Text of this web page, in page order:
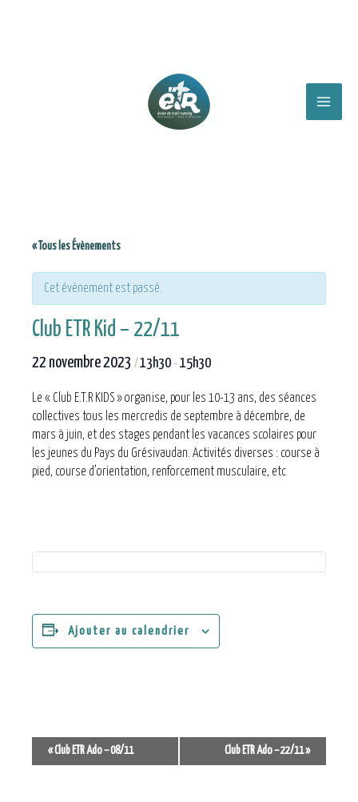
Main
« Tous les Évènements
Cet évènement est passé.
Club ETR Kid – 22/11
22 novembre 2023 / 13h30 –15h30
Le « Club E.T.R KIDS » organise, pour les 10-13 ans, des séances
collectives tous les mercredis de septembre à décembre, de
mars à juin, et des stages pendant les vacances scolaires pour
les jeunes du Pays du Grésivaudan. Activités diverses : course à
pied, course d’orientation, renforcement musculaire, etc
Ajouter au calendrier
Navigation
Évènement
«Club ETR Ado – 08/11 Club ETR Ado – 22/11»